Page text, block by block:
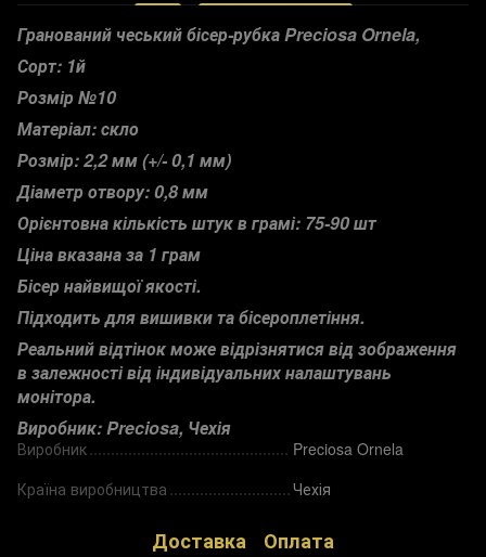
Гранований чеський бісер-рубка Preciosa Ornela,
Сорт: 1й
Розмір №10
Матеріал: скло
Розмір: 2,2 мм (+/- 0,1 мм)
Діаметр отвору: 0,8 мм
Орієнтовна кількість штук в грамі: 75-90 шт
Ціна вказана за 1 грам
Бісер найвищої якості.
Підходить для вишивки та бісероплетіння.
Реальний відтінок може відрізнятися від зображення
в залежності від індивідуальних налаштувань
монітора.
Виробник: Preciosa, Чехія
Виробник
Preciosa Ornela
Країна виробництва
Чехія
Доставка Оплата